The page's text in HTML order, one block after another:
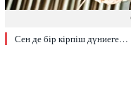
Сен де бір кірпіш дүниеге…